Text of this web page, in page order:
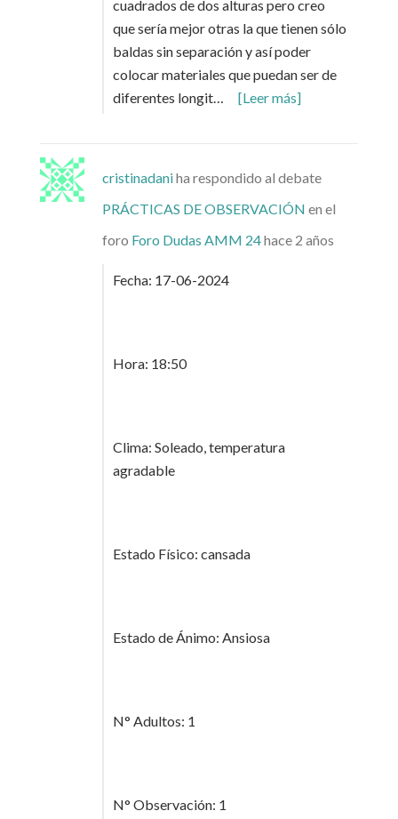
cuadrados de dos alturas pero creo
que sería mejor otras la que tienen sólo
baldas sin separación y así poder
colocar materiales que puedan ser de
diferentes longit…
[Leer más]
cristinadaniha respondido al debate
PRÁCTICAS DE OBSERVACIÓN en el
foro Foro Dudas AMM 24hace 2 años
Fecha: 17-06-2024
Hora: 18:50
Clima: Soleado, temperatura
agradable
Estado Físico: cansada
Estado de Ánimo: Ansiosa
N° Adultos: 1
N° Observación: 1